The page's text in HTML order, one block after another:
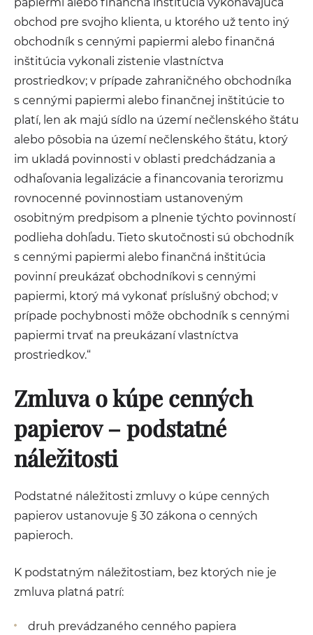
obchod pre svojho klienta, u ktorého už tento iný
obchodník s cennými papiermi alebo finančná
inštitúcia vykonali zistenie vlastníctva
prostriedkov; v prípade zahraničného obchodníka
s cennými papiermi alebo finančnej inštitúcie to
platí, len ak majú sídlo na území nečlenského štátu
alebo pôsobia na území nečlenského štátu, ktorý
im ukladá povinnosti v oblasti predchádzania a
odhaľovania legalizácie a financovania terorizmu
rovnocenné povinnostiam ustanoveným
osobitným predpisom a plnenie týchto povinností
podlieha dohľadu. Tieto skutočnosti sú obchodník
s cennými papiermi alebo finančná inštitúcia
povinní preukázať obchodníkovi s cennými
papiermi, ktorý má vykonať príslušný obchod; v
prípade pochybnosti môže obchodník s cennými
papiermi trvať na preukázaní vlastníctva
prostriedkov.“
Zmluva o kúpe cenných
papierov – podstatné
náležitosti
Podstatné náležitosti zmluvy o kúpe cenných
papierov ustanovuje § 30 zákona o cenných
papieroch.
K podstatným náležitostiam, bez ktorých nie je
zmluva platná patrí:
druh prevádzaného cenného papiera